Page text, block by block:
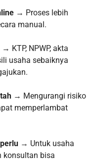
→ Proses lebih
manual.
→ KTP, NPWP, akta
usaha sebaiknya
→ Mengurangi risiko
memperlambat
→ Untuk usaha
konsultan bisa